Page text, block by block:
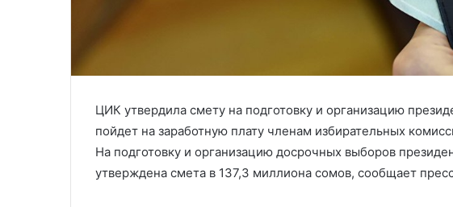
ЦИК утвердила смету на подготовку и организацию
пойдет на заработную плату членам избирательных
На подготовку и организацию досрочных выборов
утверждена смета в 137,3 миллиона сомов, сообщает